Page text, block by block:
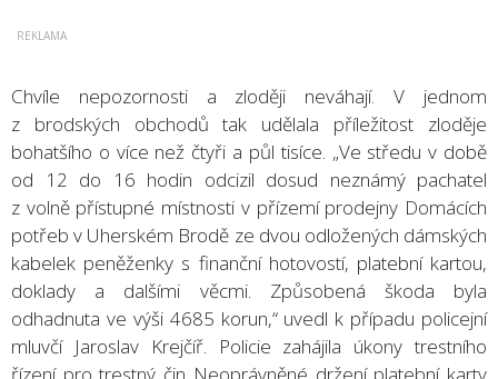
Chvíle nepozornosti a zloději neváhají. V jednom
z brodských obchodů tak udělala příležitost zloděje
bohatšího o více než čtyři a půl tisíce. „Ve středu v době
od 12 do 16 hodin odcizil dosud neznámý pachatel
z volně přístupné místnosti v přízemí prodejny Domácích
potřeb v Uherském Brodě ze dvou odložených dámských
kabelek peněženky s finanční hotovostí, platební kartou,
doklady a dalšími věcmi. Způsobená škoda byla
odhadnuta ve výši 4685 korun,“ uvedl k případu policejní
mluvčí Jaroslav Krejčíř. Policie zahájila úkony trestního
řízení pro trestný čin Neoprávněné držení platební karty